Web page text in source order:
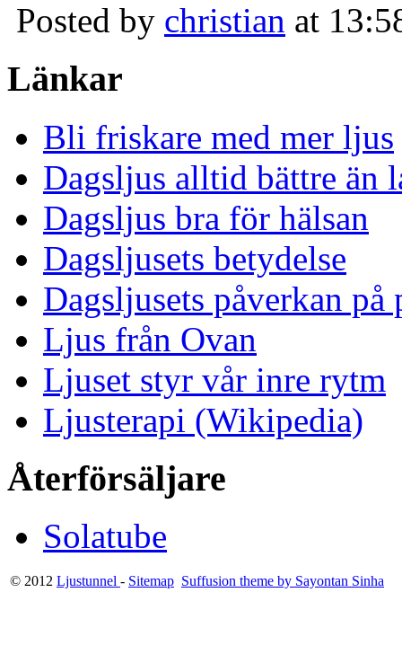
Posted by christian at
Länkar
Bli friskare med mer ljus
Dagsljus alltid bättre än
Dagsljus bra för hälsan
Dagsljusets betydelse
Dagsljusets påverkan på
Ljus från Ovan
Ljuset styr vår inre rytm
Ljusterapi (Wikipedia)
Återförsäljare
Solatube
© 2012 Ljustunnel - Sitemap Suffusion theme by Sayontan Sinha